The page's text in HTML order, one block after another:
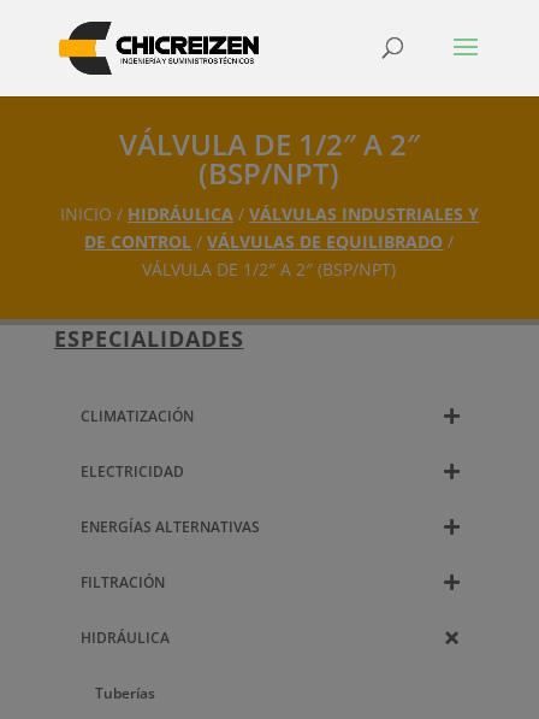
VÁLVULA DE 1/2″ A 2″
(BSP/NPT)
INICIO / HIDRÁULICA/ VÁLVULAS INDUSTRIALES Y
DE CONTROL /VÁLVULAS DE EQUILIBRADO /
VÁLVULA DE 1/2″ A 2″ (BSP/NPT)
ESPECIALIDADES
CLIMATIZACIÓN
ELECTRICIDAD
ENERGÍAS ALTERNATIVAS
FILTRACIÓN
HIDRÁULICA
Tuberías